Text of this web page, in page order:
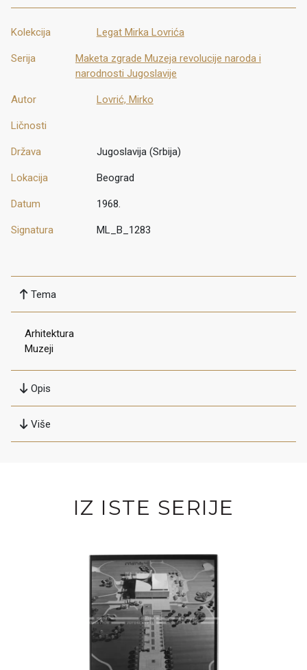
Kolekcija Legat Mirka Lovrića
Serija
Maketa zgrade Muzeja revolucije naroda i
narodnosti Jugoslavije
Autor Lovrić, Mirko
Ličnosti
Država Jugoslavija (Srbija)
Lokacija Beograd
Datum 1968.
Signatura ML_B_1283
Tema
Arhitektura
Muzeji
Opis
Više
IZ ISTE SERIJE